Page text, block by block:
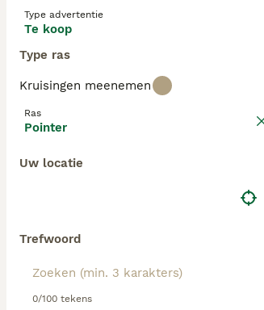
Type advertentie
Te koop
Type ras
Kruisingen meenemen
Ras
Pointer
Uw locatie
Trefwoord
0/100 tekens